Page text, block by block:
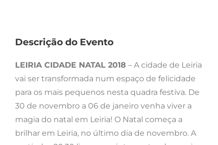
Descrição do Evento
LEIRIA CIDADE NATAL 2018 – A cidade de Leiria
vai ser transformada num espaço de felicidade
para os mais pequenos nesta quadra festiva. De
30 de novembro a 06 de janeiro venha viver a
magia do natal em Leiria! O Natal começa a
brilhar em Leiria, no último dia de novembro. A